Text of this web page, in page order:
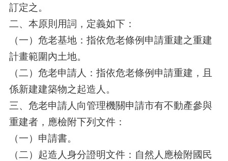
訂定之。
二、本原則用詞，定義如下：
（一）危老基地：指依危老條例申請重建之重建
計畫範圍內土地。
（二）危老申請人：指依危老條例申請重建，且
係新建建築物之起造人。
三、危老申請人向管理機關申請市有不動產參與
重建者，應檢附下列文件：
（一）申請書。
（二）起造人身分證明文件：自然人應檢附國民